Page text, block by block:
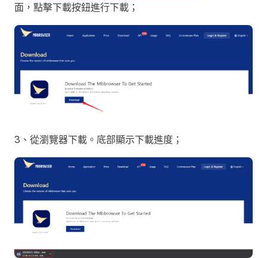
面，點擊下載按鈕進行下載；
3、從瀏覽器下載。底部顯示下載進度；